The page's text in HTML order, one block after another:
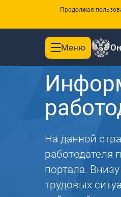
Продолжая
Toggle
navigation
Меню
Главная
На данной
работодателя
портала.
трудовых